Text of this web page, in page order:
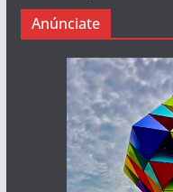
Anúnciate